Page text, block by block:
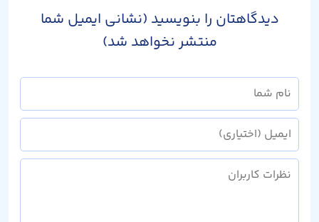
دیدگاهتان را بنویسید (نشانی ایمیل شما
منتشر نخواهد شد)